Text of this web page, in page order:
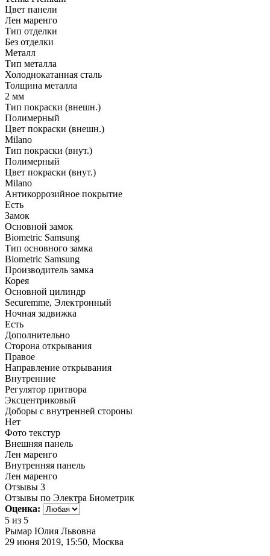
Цвет панели
Лен маренго
Тип отделки
Без отделки
Металл
Тип металла
Холоднокатанная сталь
Толщина металла
2 мм
Тип покраски (внешн.)
Полимерный
Цвет покраски (внешн.)
Milano
Тип покраски (внут.)
Полимерный
Цвет покраски (внут.)
Milano
Антикоррозийное покрытие
Есть
Замок
Основной замок
Biometric Samsung
Тип основного замка
Biometric Samsung
Производитель замка
Корея
Основной цилиндр
Securemme, Электронный
Ночная задвижка
Есть
Дополнительно
Сторона открывания
Правое
Направление открывания
Внутренние
Регулятор притвора
Эксцентриковый
Доборы с внутренней стороны
Нет
Фото текстур
Внешняя панель
Лен маренго
Внутренняя панель
Лен маренго
Отзывы 3
Отзывы по Электра Биометрик
Оценка:
5 из 5
Рымар Юлия Львовна
29 июня 2019, 15:50, Москва